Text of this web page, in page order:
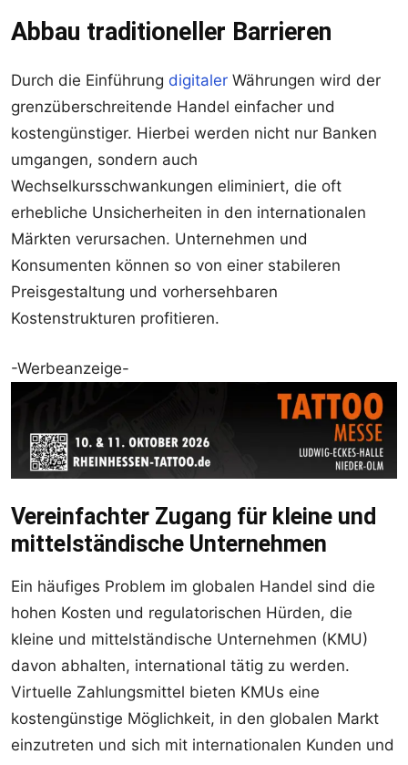
Abbau traditioneller Barrieren
Durch die Einführung digitaler Währungen wird der
grenzüberschreitende Handel einfacher und
kostengünstiger. Hierbei werden nicht nur Banken
umgangen, sondern auch
Wechselkursschwankungen eliminiert, die oft
erhebliche Unsicherheiten in den internationalen
Märkten verursachen. Unternehmen und
Konsumenten können so von einer stabileren
Preisgestaltung und vorhersehbaren
Kostenstrukturen profitieren.
-Werbeanzeige-
Vereinfachter Zugang für kleine und
mittelständische Unternehmen
Ein häufiges Problem im globalen Handel sind die
hohen Kosten und regulatorischen Hürden, die
kleine und mittelständische Unternehmen (KMU)
davon abhalten, international tätig zu werden.
Virtuelle Zahlungsmittel bieten KMUs eine
kostengünstige Möglichkeit, in den globalen Markt
einzutreten und sich mit internationalen Kunden und